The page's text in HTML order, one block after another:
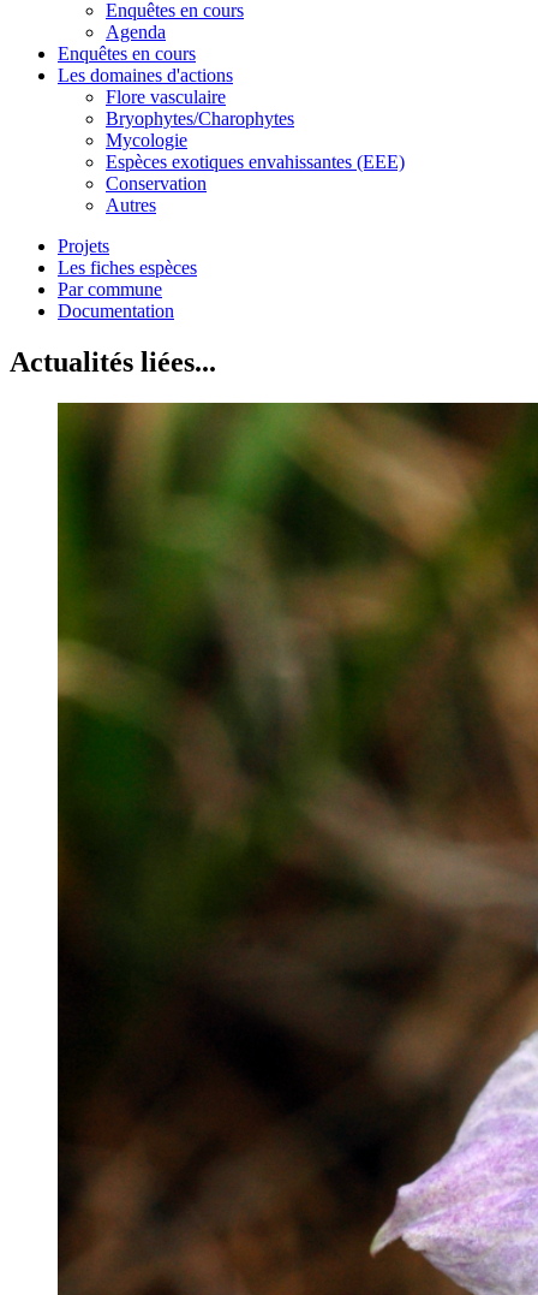
Enquêtes en cours
Agenda
Enquêtes en cours
Les domaines d'actions
Flore vasculaire
Bryophytes/Charophytes
Mycologie
Espèces exotiques envahissantes (EEE)
Conservation
Autres
Projets
Les fiches espèces
Par commune
Documentation
Actualités liées...